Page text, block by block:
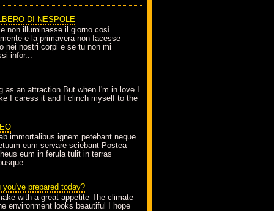
DI NESPOLE
non illuminasse il giorno così
e la primavera non facesse
nei nostri corpi e se tu non mi
infor...
as an attraction But when I'm in love I
I caress it and I clinch myself to the
immortalibus ignem petebant neque
eum servare sciebant Postea
eum in ferula tulit in terras
prepared today?
with a great appetite The climate
environment looks beautiful I hope